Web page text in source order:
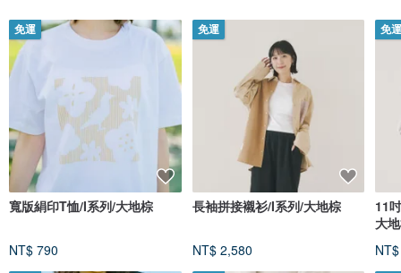
免運
寬版絹印T恤/I系列/大地棕
NT$ 790
免運
長袖拼接襯衫/I系列/大地棕
NT$ 2,580
免
11
大